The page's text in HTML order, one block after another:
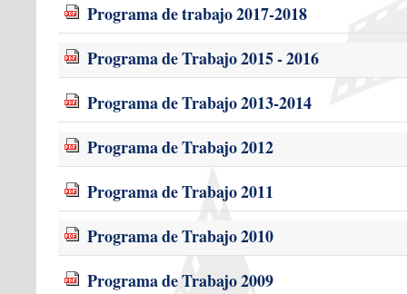
Programa de trabajo 2017-2018
Programa de Trabajo 2015 - 2016
Programa de Trabajo 2013-2014
Programa de Trabajo 2012
Programa de Trabajo 2011
Programa de Trabajo 2010
Programa de Trabajo 2009